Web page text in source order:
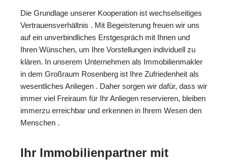
Die Grundlage unserer Kooperation ist wechselseitiges
Vertrauensverhältnis . Mit Begeisterung freuen wir uns
auf ein unverbindliches Erstgespräch mit Ihnen und
Ihren Wünschen, um Ihre Vorstellungen individuell zu
klären. In unserem Unternehmen als Immobilienmakler
in dem Großraum Rosenberg ist Ihre Zufriedenheit als
wesentliches Anliegen . Daher sorgen wir dafür, dass wir
immer viel Freiraum für Ihr Anliegen reservieren, bleiben
immerzu erreichbar und erkennen in Ihrem Wesen den
Menschen .
Ihr Immobilienpartner mit